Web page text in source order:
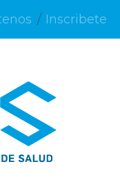
Inscribete